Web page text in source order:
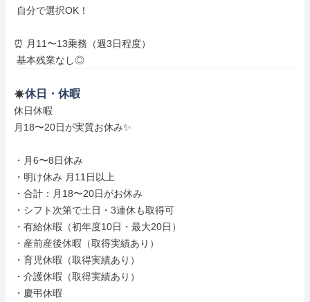
⏰ 月11〜13乗務（週3日程度）
基本残業なし◎
休日・休暇
休日休暇
月18〜20日が実質お休み✨
・月6〜8日休み
・明け休み 月11日以上
・合計：月18〜20日がお休み
・シフト次第で土日・3連休も取得可
・有給休暇（初年度10日・最大20日）
・産前産後休暇（取得実績あり）
・育児休暇（取得実績あり）
・介護休暇（取得実績あり）
・慶弔休暇